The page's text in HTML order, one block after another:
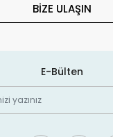
BİZE ULAŞIN
E-Bülten